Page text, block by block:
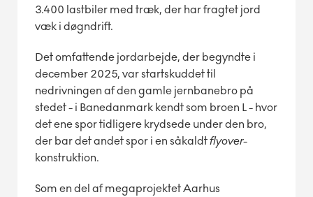
3.400 lastbiler med træk, der har fragtet jord
væk i døgndrift.
Det omfattende jordarbejde, der begyndte i
december 2025, var startskuddet til
nedrivningen af den gamle jernbanebro på
stedet - i Banedanmark kendt som broen L - hvor
det ene spor tidligere krydsede under den bro,
der bar det andet spor i en såkaldtflyover-
konstruktion.
Som en del af megaprojektet Aarhus